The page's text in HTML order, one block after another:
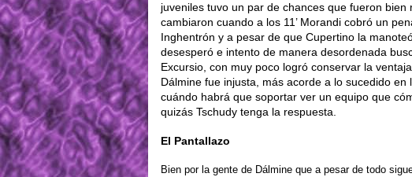
juveniles tuvo un par de chances que fueron
cambiaron cuando a los 11’ Morandi cobró un
Inghentrón y a pesar de que Cupertino la
desesperó e intento de manera desordenada
Excursio, con muy poco logró conservar la
Dálmine fue injusta, más acorde a lo sucedido
cuándo habrá que soportar ver un equipo que
quizás Tschudy tenga la respuesta.
El Pantallazo
Bien por la gente de Dálmine que a pesar de todo